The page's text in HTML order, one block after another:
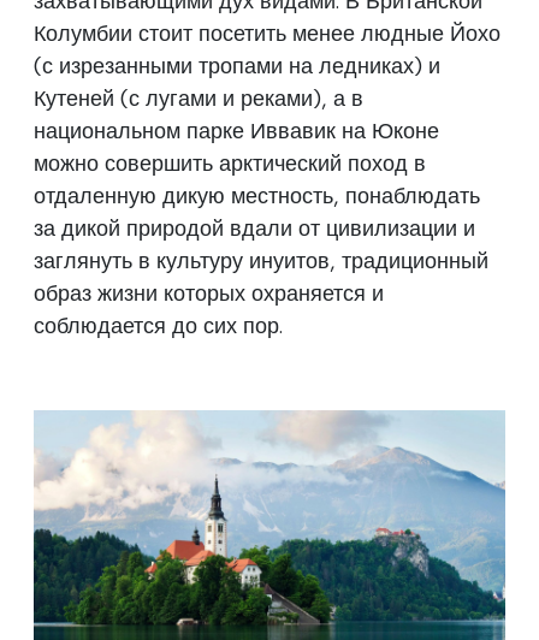
Колумбии стоит посетить менее людные Йохо
(с изрезанными тропами на ледниках) и
Кутеней (с лугами и реками), а в
национальном парке Иввавик на Юконе
можно совершить арктический поход в
отдаленную дикую местность, понаблюдать
за дикой природой вдали от цивилизации и
заглянуть в культуру инуитов, традиционный
образ жизни которых охраняется и
соблюдается до сих пор.